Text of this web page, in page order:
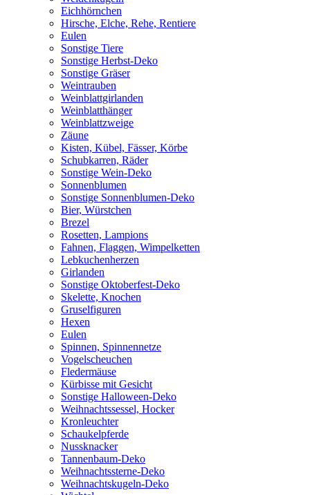
Eichhörnchen
Hirsche, Elche, Rehe, Rentiere
Eulen
Sonstige Tiere
Sonstige Herbst-Deko
Sonstige Gräser
Weintrauben
Weinblattgirlanden
Weinblatthänger
Weinblattzweige
Zäune
Kisten, Kübel, Fässer, Körbe
Schubkarren, Räder
Sonstige Wein-Deko
Sonnenblumen
Sonstige Sonnenblumen-Deko
Bier, Würstchen
Brezel
Rosetten, Lampions
Fahnen, Flaggen, Wimpelketten
Lebkuchenherzen
Girlanden
Sonstige Oktoberfest-Deko
Skelette, Knochen
Gruselfiguren
Hexen
Eulen
Spinnen, Spinnennetze
Vogelscheuchen
Fledermäuse
Kürbisse mit Gesicht
Sonstige Halloween-Deko
Weihnachtssessel, Hocker
Kronleuchter
Schaukelpferde
Nussknacker
Tannenbaum-Deko
Weihnachtssterne-Deko
Weihnachtskugeln-Deko